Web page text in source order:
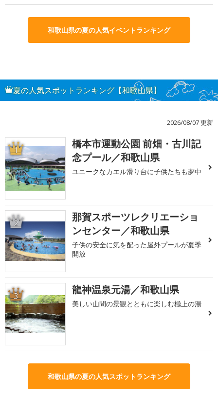
和歌山県の夏の人気イベントランキング
夏の人気スポットランキング【和歌山県】
2026/08/07 更新
1
橋本市運動公園 前畑・古川記
念プール／和歌山県
ユニークなカエル滑り台に子供たちも夢中
2
那賀スポーツレクリエーショ
ンセンター／和歌山県
子供の安全に気を配った屋外プールが夏季
開放
3 龍神温泉元湯／和歌山県
美しい山間の景観とともに楽しむ極上の湯
和歌山県の夏の人気スポットランキング